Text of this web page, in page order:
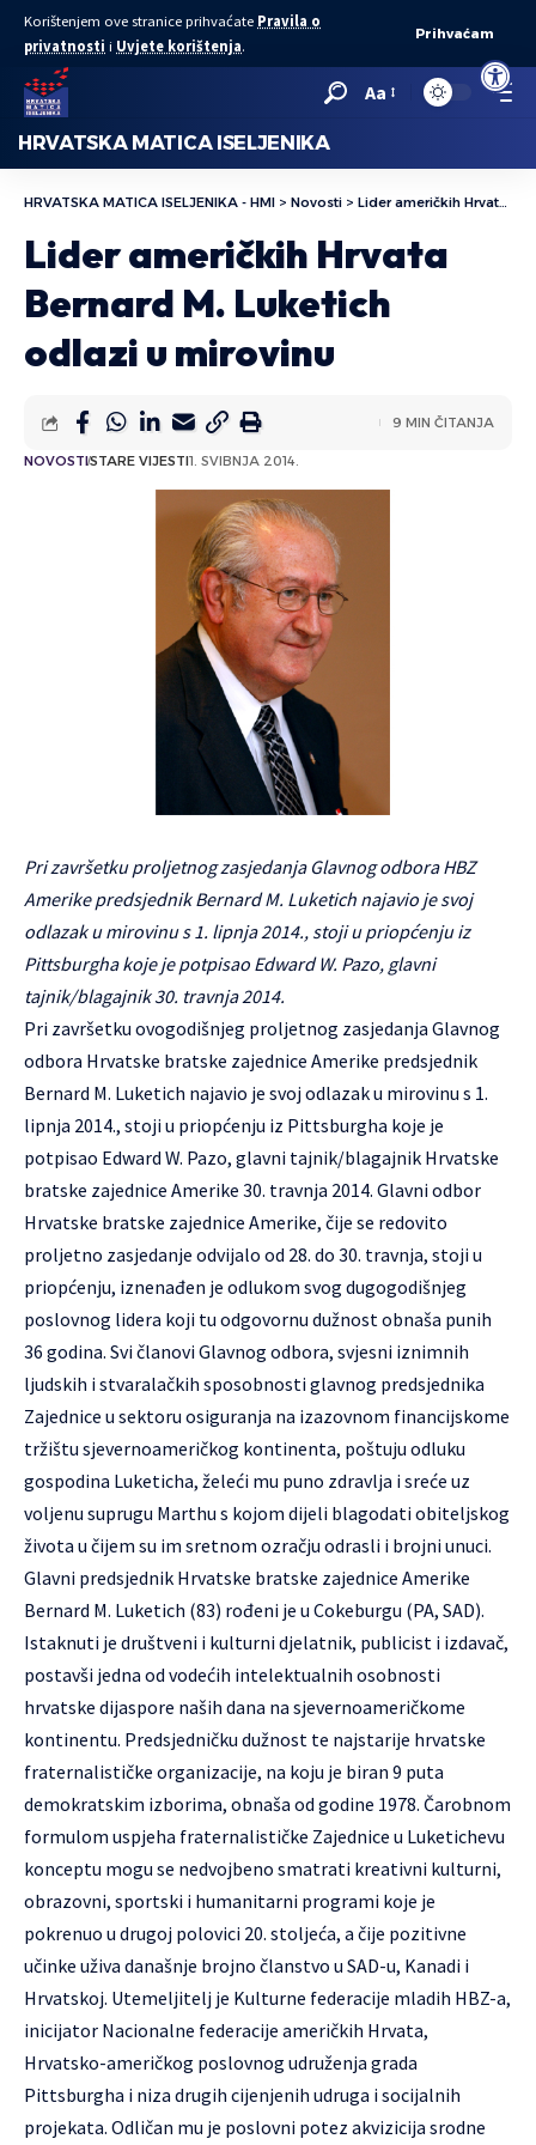
Open
Korištenjem ove stranice prihvaćate Pravila o
privatnosti i Uvjete korištenja.
Prihvaćam
Aa
HRVATSKA MATICA ISELJENIKA
HRVATSKA MATICA ISELJENIKA - HMI > Novosti > Lider američkih Hrvata Bernard M. Luketich odlazi u mirovinu
Lider američkih Hrvata
Bernard M. Luketich
odlazi u mirovinu
NOVOSTISTARE VIJESTI1. SVIBNJA 2014.
9 MIN ČITANJA
Pri završetku proljetnog zasjedanja Glavnog odbora HBZ
Amerike predsjednik Bernard M. Luketich najavio je svoj
odlazak u mirovinu s 1. lipnja 2014., stoji u priopćenju iz
Pittsburgha koje je potpisao Edward W. Pazo, glavni
tajnik/blagajnik 30. travnja 2014.
Pri završetku ovogodišnjeg proljetnog zasjedanja Glavnog
odbora Hrvatske bratske zajednice Amerike predsjednik
Bernard M. Luketich najavio je svoj odlazak u mirovinu s 1.
lipnja 2014., stoji u priopćenju iz Pittsburgha koje je
potpisao Edward W. Pazo, glavni tajnik/blagajnik Hrvatske
bratske zajednice Amerike 30. travnja 2014. Glavni odbor
Hrvatske bratske zajednice Amerike, čije se redovito
proljetno zasjedanje odvijalo od 28. do 30. travnja, stoji u
priopćenju, iznenađen je odlukom svog dugogodišnjeg
poslovnog lidera koji tu odgovornu dužnost obnaša punih
36 godina. Svi članovi Glavnog odbora, svjesni iznimnih
ljudskih i stvaralačkih sposobnosti glavnog predsjednika
Zajednice u sektoru osiguranja na izazovnom financijskome
tržištu sjevernoameričkog kontinenta, poštuju odluku
gospodina Luketicha, želeći mu puno zdravlja i sreće uz
voljenu suprugu Marthu s kojom dijeli blagodati obiteljskog
života u čijem su im sretnom ozračju odrasli i brojni unuci.
Glavni predsjednik Hrvatske bratske zajednice Amerike
Bernard M. Luketich (83) rođeni je u Cokeburgu (PA, SAD).
Istaknuti je društveni i kulturni djelatnik, publicist i izdavač,
postavši jedna od vodećih intelektualnih osobnosti
hrvatske dijaspore naših dana na sjevernoameričkome
kontinentu. Predsjedničku dužnost te najstarije hrvatske
fraternalističke organizacije, na koju je biran 9 puta
demokratskim izborima, obnaša od godine 1978. Čarobnom
formulom uspjeha fraternalističke Zajednice u Luketichevu
konceptu mogu se nedvojbeno smatrati kreativni kulturni,
obrazovni, sportski i humanitarni programi koje je
pokrenuo u drugoj polovici 20. stoljeća, a čije pozitivne
učinke uživa današnje brojno članstvo u SAD-u, Kanadi i
Hrvatskoj. Utemeljitelj je Kulturne federacije mladih HBZ-a,
inicijator Nacionalne federacije američkih Hrvata,
Hrvatsko-američkog poslovnog udruženja grada
Pittsburgha i niza drugih cijenjenih udruga i socijalnih
projekata. Odličan mu je poslovni potez akvizicija srodne